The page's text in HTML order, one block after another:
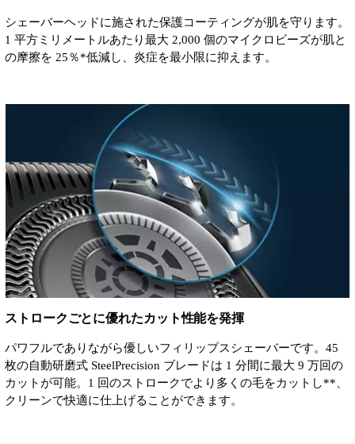
シェーバーヘッドに施された保護コーティングが肌を守ります。
1 平方ミリメートルあたり最大 2,000 個のマイクロビーズが肌と
の摩擦を 25％*低減し、炎症を最小限に抑えます。
ストロークごとに優れたカット性能を発揮
パワフルでありながら優しいフィリップスシェーバーです。45
枚の自動研磨式 SteelPrecision ブレードは 1 分間に最大 9 万回の
カットが可能。1 回のストロークでより多くの毛をカットし**、
クリーンで快適に仕上げることができます。